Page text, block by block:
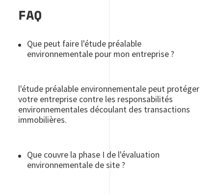
FAQ
Que peut faire l'étude préalable
environnementale pour mon entreprise ?
l'étude préalable environnementale peut protéger
votre entreprise contre les responsabilités
environnementales découlant des transactions
immobilières.
Que couvre la phase I de l'évaluation
environnementale de site ?